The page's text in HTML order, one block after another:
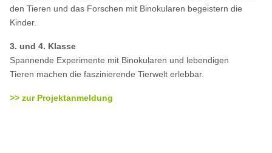
den Tieren und das Forschen mit Binokularen begeistern die
Kinder.
3. und 4. Klasse
Spannende Experimente mit Binokularen und lebendigen
Tieren machen die faszinierende Tierwelt erlebbar.
>> zur Projektanmeldung